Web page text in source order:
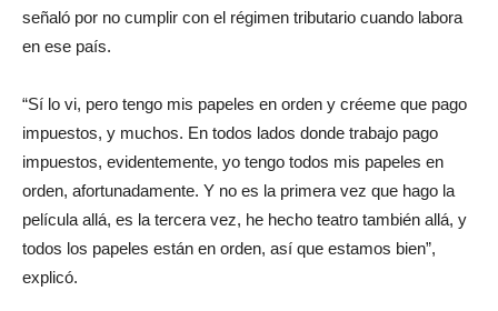
señaló por no cumplir con el régimen tributario cuando labora
en ese país.
“Sí lo vi, pero tengo mis papeles en orden y créeme que pago
impuestos, y muchos. En todos lados donde trabajo pago
impuestos, evidentemente, yo tengo todos mis papeles en
orden, afortunadamente. Y no es la primera vez que hago la
película allá, es la tercera vez, he hecho teatro también allá, y
todos los papeles están en orden, así que estamos bien”,
explicó.